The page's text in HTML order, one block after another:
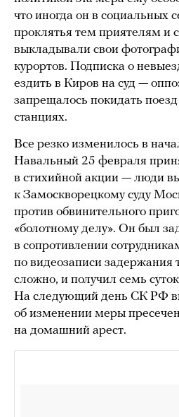
что иногда он в социальных
проклятья тем приятелям и
выкладывали свои
курортов. Подписка о
ездить в Киров на суд —
запрещалось покидать
станциях.
Все резко изменилось в
Навальный 25 февраля
в стихийной акции — люди
к Замоскворецкому суду
против обвинительного
«болотному делу». Он был
в сопротивлении
по видеозаписи задержания
сложно, и получил семь
На следующий день СК РФ
об изменении меры
на домашний арест.